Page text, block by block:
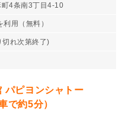
4条南3丁目4-10
用（無料）
れ次第終了)
パピヨンシャトー
で約5分）